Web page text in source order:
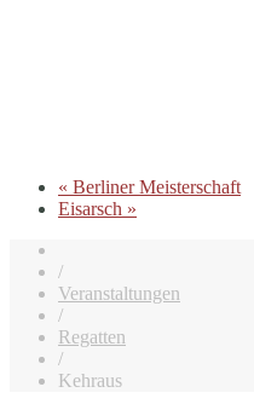
« Berliner Meisterschaft
Eisarsch »
/
Veranstaltungen
/
Regatten
/
Kehraus